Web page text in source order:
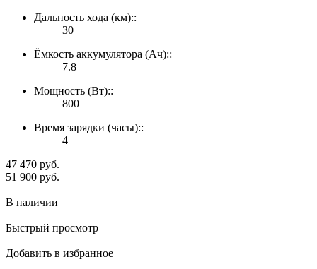
Дальность хода (км)::
30
Ёмкость аккумулятора (Ач)::
7.8
Мощность (Вт)::
800
Время зарядки (часы)::
4
47 470 руб.
51 900 руб.
В наличии
Быстрый просмотр
Добавить в избранное